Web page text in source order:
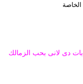
دى لانى بحب الزمالك